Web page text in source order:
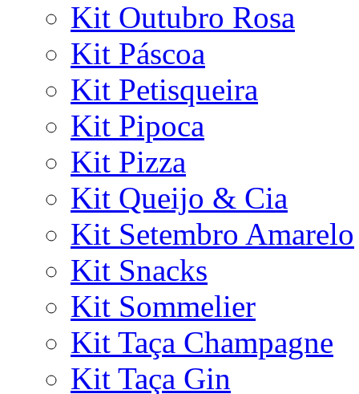
Kit Outubro Rosa
Kit Páscoa
Kit Petisqueira
Kit Pipoca
Kit Pizza
Kit Queijo & Cia
Kit Setembro Amarelo
Kit Snacks
Kit Sommelier
Kit Taça Champagne
Kit Taça Gin